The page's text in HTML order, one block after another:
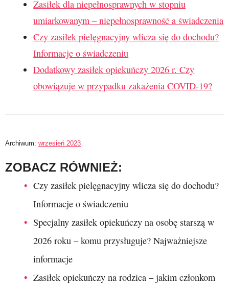
Zasiłek dla niepełnosprawnych w stopniu
umiarkowanym – niepełnosprawność a świadczenia
Czy zasiłek pielęgnacyjny wlicza się do dochodu?
Informacje o świadczeniu
Dodatkowy zasiłek opiekuńczy 2026 r. Czy
obowiązuje w przypadku zakażenia COVID-19?
Archiwum: wrzesień 2023
ZOBACZ RÓWNIEŻ:
Czy zasiłek pielęgnacyjny wlicza się do dochodu?
Informacje o świadczeniu
Specjalny zasiłek opiekuńczy na osobę starszą w
2026 roku – komu przysługuje? Najważniejsze
informacje
Zasiłek opiekuńczy na rodzica – jakim członkom